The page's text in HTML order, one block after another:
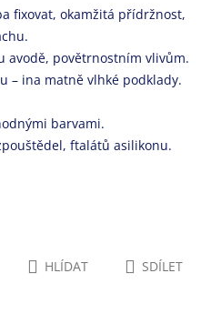
fixovat, okamžitá přídržnost,
avodě, povětrnostním vlivům.
– ina matně vlhké podklady.
barvami.
ftalátů asilikonu.
HLÍDAT SDÍLET